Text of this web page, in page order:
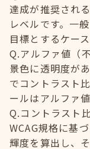
達成が推奨され
レベルです。一
目標とするケー
Q.アルファ値（
景色に透明度が
でコントラスト
ールはアルファ
Q.コントラスト
WCAG規格に基
輝度を算出し、